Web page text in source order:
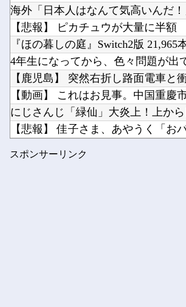
海外「日本人はなんて気高いんだ
【悲報】 ピカチュウが大量に半額
『ほの暮しの庭』Switch2版 21,965
4年生になってから、色々問題が出
【鹿児島】 突然右折し路面電車と
【動画】 これはお見事。中国重慶
にじさんじ「緑仙」大炎上！上か
【悲報】 佳子さま、あやうく「お
寺田心さん(18)、筋トレした結果
スポンサーリンク